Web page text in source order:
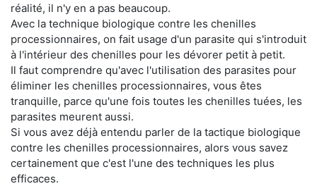
réalité, il n'y en a pas beaucoup.
Avec la technique biologique contre les chenilles
processionnaires, on fait usage d'un parasite qui s'introduit
à l'intérieur des chenilles pour les dévorer petit à petit.
Il faut comprendre qu'avec l'utilisation des parasites pour
éliminer les chenilles processionnaires, vous êtes
tranquille, parce qu'une fois toutes les chenilles tuées, les
parasites meurent aussi.
Si vous avez déjà entendu parler de la tactique biologique
contre les chenilles processionnaires, alors vous savez
certainement que c'est l'une des techniques les plus
efficaces.